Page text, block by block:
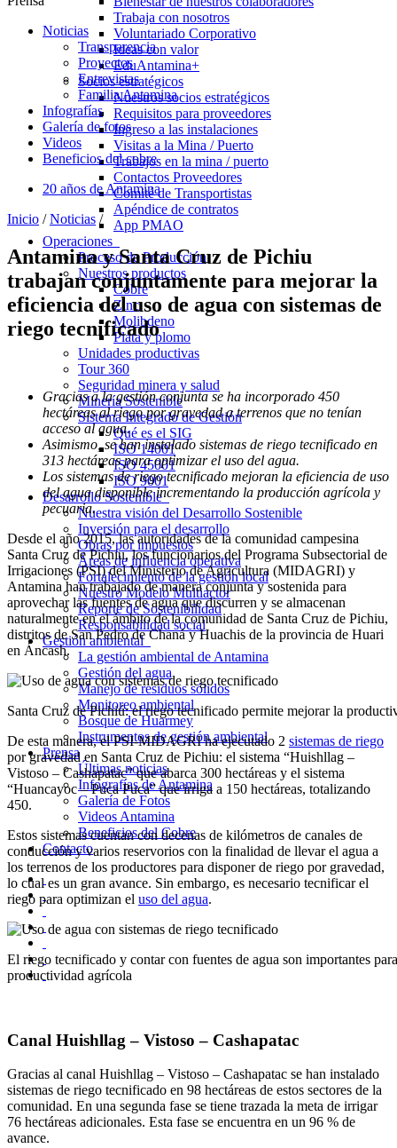
Trabaja con nosotros
Voluntariado Corporativo
Ideas con valor
EduAntamina+
Socios estratégicos
Nuestros socios estratégicos
Requisitos para proveedores
Ingreso a las instalaciones
Visitas a la Mina / Puerto
Trabajos en la mina / puerto
Contactos Proveedores
Comité de Transportistas
Apéndice de contratos
App PMAO
Operaciones
Proceso de Producción
Nuestros productos
Cobre
Zinc
Molibdeno
Plata y plomo
Unidades productivas
Tour 360
Seguridad minera y salud
Minería Sostenible
Sistema Integrado de Gestión
Qué es el SIG
ISO 14001
ISO 45001
ISO 9001
Desarrollo Sostenible
Nuestra visión del Desarrollo Sostenible
Inversión para el desarrollo
Obras por impuestos
Áreas de influencia operativa
Fortalecimiento de la gestión local
Nuestro Modelo Multiactor
Reporte de Sostenibilidad
Responsabilidad social
Gestión ambiental
La gestión ambiental de Antamina
Gestión del agua
Manejo de residuos sólidos
Monitoreo ambiental
Bosque de Huarmey
Instrumentos de gestión ambiental
Prensa
Últimas noticias
Infografías de Antamina
Galería de Fotos
Videos Antamina
Beneficios del Cobre
Contacto
Noticias
Transparencia
Proyectos
Entrevistas
Familia Antamina
Infografías
Galería de fotos
Videos
Beneficios del cobre
20 años de Antamina
Inicio /Noticias /
Antamina y Santa Cruz de Pichiu
trabajan conjuntamente para mejorar la
eficiencia del uso de agua con sistemas de
riego tecnificado
Gracias a la gestión conjunta se ha incorporado 450
hectáreas al riego por gravedad a terrenos que no tenían
acceso al agua.
Asimismo, se han instalado sistemas de riego tecnificado en
313 hectáreas para optimizar el uso del agua.
Los sistemas de riego tecnificado mejoran la eficiencia de uso
del agua disponible incrementando la producción agrícola y
pecuaria.
Desde el año 2015, las autoridades de la comunidad campesina
Santa Cruz de Pichiu, los funcionarios del Programa Subsectorial de
Irrigaciones (PSI) del Ministerio de Agricultura (MIDAGRI) y
Antamina han trabajado de manera conjunta y sostenida para
aprovechar las fuentes de agua que discurren y se almacenan
naturalmente en el ámbito de la comunidad de Santa Cruz de Pichiu,
distritos de San Pedro de Chaná y Huachis de la provincia de Huari
en Áncash.
Santa Cruz de Pichiú: el riego tecnificado permite mejorar la
De esta manera, el PSI-MIDAGRI ha ejecutado 2 sistemas de riego
por gravedad en Santa Cruz de Pichiu: el sistema “Huishllag –
Vistoso – Cashapatac” que abarca 300 hectáreas y el sistema
“Huancayoc – Puca Puca” que irriga a 150 hectáreas, totalizando
450.
Estos sistemas cuentan con decenas de kilómetros de canales de
conducción y varios reservorios con la finalidad de llevar el agua a
los terrenos de los productores para disponer de riego por gravedad,
lo cual es un gran avance. Sin embargo, es necesario tecnificar el
riego para optimizan el uso del agua.
El riego tecnificado y contar con fuentes de agua son importantes
productividad agrícola
Canal Huishllag – Vistoso – Cashapatac
Gracias al canal Huishllag – Vistoso – Cashapatac se han instalado
sistemas de riego tecnificado en 98 hectáreas de estos sectores de la
comunidad. En una segunda fase se tiene trazada la meta de irrigar
76 hectáreas adicionales. Esta fase se encuentra en un 96 % de
avance.